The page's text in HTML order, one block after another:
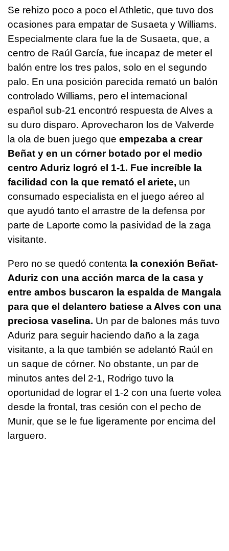
Se rehizo poco a poco el Athletic, que tuvo dos
ocasiones para empatar de Susaeta y Williams.
Especialmente clara fue la de Susaeta, que, a
centro de Raúl García, fue incapaz de meter el
balón entre los tres palos, solo en el segundo
palo. En una posición parecida remató un balón
controlado Williams, pero el internacional
español sub-21 encontró respuesta de Alves a
su duro disparo. Aprovecharon los de Valverde
la ola de buen juego que empezaba a crear
Beñat y en un córner botado por el medio
centro Aduriz logró el 1-1. Fue increíble la
facilidad con la que remató el ariete, un
consumado especialista en el juego aéreo al
que ayudó tanto el arrastre de la defensa por
parte de Laporte como la pasividad de la zaga
visitante.
Pero no se quedó contenta la conexión Beñat-
Aduriz con una acción marca de la casa y
entre ambos buscaron la espalda de Mangala
para que el delantero batiese a Alves con una
preciosa vaselina. Un par de balones más tuvo
Aduriz para seguir haciendo daño a la zaga
visitante, a la que también se adelantó Raúl en
un saque de córner. No obstante, un par de
minutos antes del 2-1, Rodrigo tuvo la
oportunidad de lograr el 1-2 con una fuerte volea
desde la frontal, tras cesión con el pecho de
Munir, que se le fue ligeramente por encima del
larguero.